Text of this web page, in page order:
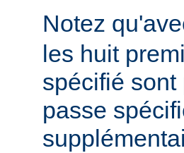
Notez
les huit
spécifié
passe